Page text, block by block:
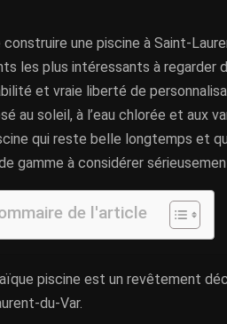
une piscine à Saint-
les plus intéressants à regarder
et vraie liberté de
au soleil, à l’eau chlorée et aux
qui reste belle longtemps et
gamme à considérer
de l'article
piscine est un revêtement
du-Var.